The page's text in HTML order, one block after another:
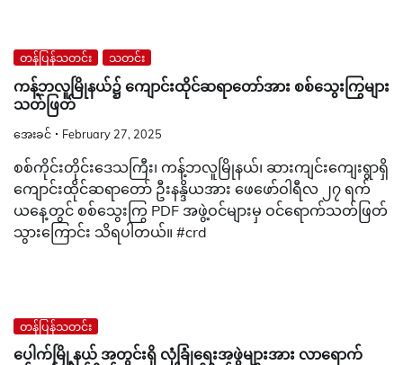
တန်ပြန်သတင်း သတင်း
ကန့်ဘလူမြိုနယ်၌ ကျောင်းထိုင်ဆရာတော်အား စစ်သွေးကြွများ
သတ်ဖြတ်
အေးခင် February 27, 2025
စစ်ကိုင်းတိုင်းဒေသကြီး၊ ကန့်ဘလူမြိုနယ်၊ ဆားကျင်းကျေးရွာရှိ
ကျောင်းထိုင်ဆရာတော် ဦးနန္ဒိယအား ဖေဖော်ဝါရီလ ၂၇ ရက်
ယနေ့တွင် စစ်သွေးကြွ PDF အဖွဲ့ဝင်များမှ ဝင်ရောက်သတ်ဖြတ်
သွားကြောင်း သိရပါတယ်။ #crd
တန်ပြန်သတင်း
ပေါက်မြို့နယ် အတွင်းရှိ လုံခြုံရေးအဖွဲများအား လာရောက်